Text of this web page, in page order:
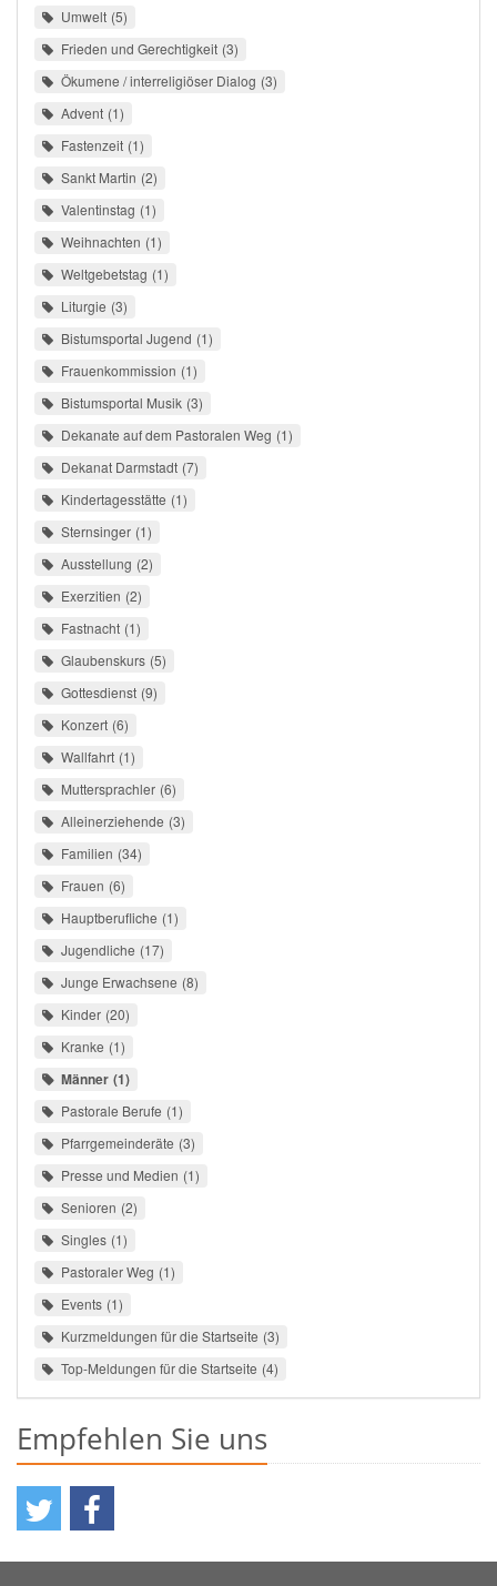
Umwelt 5
Frieden und Gerechtigkeit 3
Ökumene / interreligiöser Dialog 3
Advent 1
Fastenzeit 1
Sankt Martin 2
Valentinstag 1
Weihnachten 1
Weltgebetstag 1
Liturgie 3
Bistumsportal Jugend 1
Frauenkommission 1
Bistumsportal Musik 3
Dekanate auf dem Pastoralen Weg 1
Dekanat Darmstadt 7
Kindertagesstätte 1
Sternsinger 1
Ausstellung 2
Exerzitien 2
Fastnacht 1
Glaubenskurs 5
Gottesdienst 9
Konzert 6
Wallfahrt 1
Muttersprachler 6
Alleinerziehende 3
Familien 34
Frauen 6
Hauptberufliche 1
Jugendliche 17
Junge Erwachsene 8
Kinder 20
Kranke 1
Männer 1
Pastorale Berufe 1
Pfarrgemeinderäte 3
Presse und Medien 1
Senioren 2
Singles 1
Pastoraler Weg 1
Events 1
Kurzmeldungen für die Startseite 3
Top-Meldungen für die Startseite 4
Empfehlen Sie uns